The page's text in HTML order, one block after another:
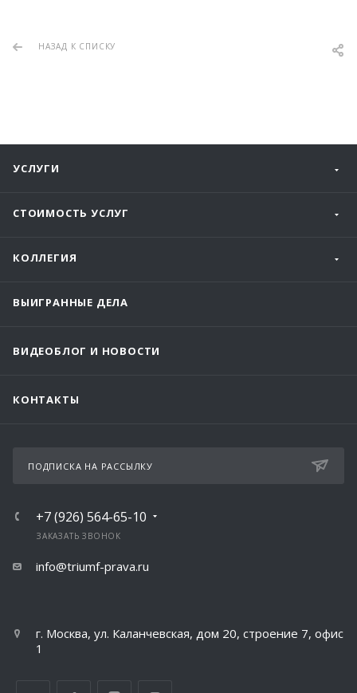
НАЗАД К СПИСКУ
УСЛУГИ
СТОИМОСТЬ УСЛУГ
КОЛЛЕГИЯ
ВЫИГРАННЫЕ ДЕЛА
ВИДЕОБЛОГ И НОВОСТИ
КОНТАКТЫ
ПОДПИСКА НА РАССЫЛКУ
+7 (926) 564-65-10
ЗАКАЗАТЬ ЗВОНОК
info@triumf-prava.ru
г. Москва, ул. Каланчевская, дом 20, строение 7, офис
1